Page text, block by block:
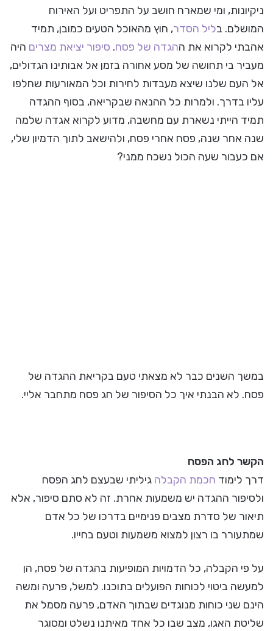
ניקיונות, ומי שמארח חושב על התפריט ועל האירוח
המושלם. בליל הסדר, חוץ מהאוכל הטעים כמובן, תמיד
אהבתי לקרוא את ההגדה של פסח. סיפור יציאת מצרים היה
מעביר בי תחושה של מסע אחורה בזמן אל אבותינו הגדולים,
אל העם שלנו שיצא מעבדות לחירות וכל המאורעות שחלפו
עליו בדרך. ולמרות כל ההנאה שבקריאה, בסוף ההגדה
תמיד הייתי נשארת עם מחשבה, מדוע לקרוא אגדה שלמה
שנה אחר שנה, פסח אחרי פסח, ולהישאב לתוך הדמיון שלי,
אם כעבור שעה הכול נשכח ממני?
במשך השנים כבר לא מצאתי טעם בקריאת ההגדה של
פסח. לא הבנתי איך כל הסיפור של חג פסח מתחבר אליי.
הקשר לחג הפסח
דרך לימוד חכמת הקבלה גיליתי שבעצם לחג הפסח
ולסיפור ההגדה יש משמעות אחרת. זה לא סתם סיפור, אלא
תיאור של סדרת מצבים פנימיים בדרכו של כל אדם
שמתעורר בו רצון למצוא משמעות וטעם בחייו.
על פי הקבלה, כל הדמויות המופיעות בהגדה של פסח, הן
למעשה ביטוי לכוחות הפועלים בתוכנו. למשל, פרעה ומשה
הינם שני כוחות מנוגדים שבתוך האדם, פרעה מסמל את
שליטת האגו, מצב שבו כל אחד מאיתנו נשלט ומסוגר